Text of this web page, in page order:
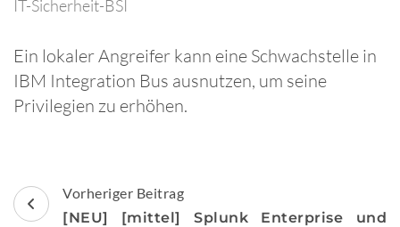
IT-Sicherheit-BSI
Ein lokaler Angreifer kann eine Schwachstelle in
IBM Integration Bus ausnutzen, um seine
Privilegien zu erhöhen.
Beitragsnavigation
Vorheriger Beitrag
[NEU] [mittel] Splunk Enterprise und